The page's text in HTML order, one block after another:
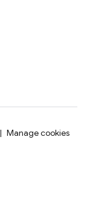
Manage cookies